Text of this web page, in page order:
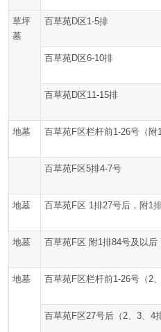
草坪
墓
百草苑D区1-5排
百草苑D区6-10排
百草苑D区11-15排
地墓 百草苑F区栏杆前1-26号（附1
百草苑F区5排4-7号
地墓 百草苑F区 1排27号后，附1
地墓 百草苑F区 附1排84号及以后
地墓 百草苑F区栏杆前1-26号（2、
百草苑F区27号后（2、3、4